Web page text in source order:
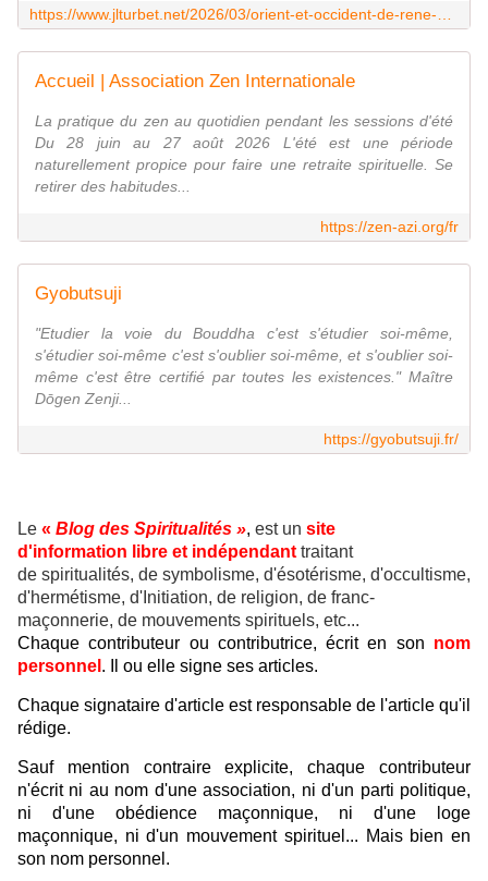
Accueil | Association Zen Internationale
La pratique du zen au quotidien pendant les sessions d'été
Du 28 juin au 27 août 2026 L'été est une période
naturellement propice pour faire une retraite spirituelle. Se
retirer des habitudes...
https://zen-azi.org/fr
Gyobutsuji
"Etudier la voie du Bouddha c'est s'étudier soi-même,
s'étudier soi-même c'est s'oublier soi-même, et s'oublier soi-
même c'est être certifié par toutes les existences." Maître
Dōgen Zenji...
https://gyobutsuji.fr/
Le « Blog des Spiritualités », est un site
d'information libre et indépendant traitant
de spiritualités, de symbolisme, d'ésotérisme, d'occultisme,
d'hermétisme, d'Initiation, de religion, de franc-
maçonnerie, de mouvements spirituels, etc...
Chaque contributeur ou contributrice, écrit en son nom
personnel . Il ou elle signe ses articles.
Chaque signataire d'article est responsable de l'article qu'il
rédige.
Sauf mention contraire explicite, chaque contributeur
n'écrit ni au nom d'une association, ni d'un parti politique,
ni d'une obédience maçonnique, ni d'une loge
maçonnique, ni d'un mouvement spirituel... Mais bien en
son nom personnel.